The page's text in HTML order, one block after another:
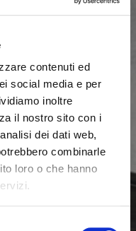
contenuti ed
social media e per
inoltre
il nostro sito con i
dei dati web,
combinarle
loro o che hanno
from Close